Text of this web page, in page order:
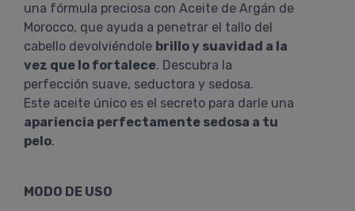
una fórmula preciosa con Aceite de Argán de
Morocco, que ayuda a penetrar el tallo del
cabello devolviéndole brillo y suavidad a la
vez que lo fortalece. Descubra la
perfección suave, seductora y sedosa.
Este aceite único es el secreto para darle una
apariencia perfectamente sedosa a tu
pelo.
MODO DE USO